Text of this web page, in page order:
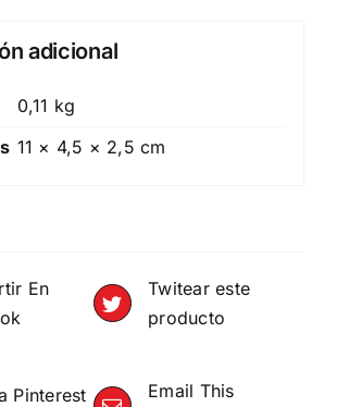
adicional
0,11 kg
11 × 4,5 × 2,5 cm
En
Twitear este
producto
Pinterest
Email This